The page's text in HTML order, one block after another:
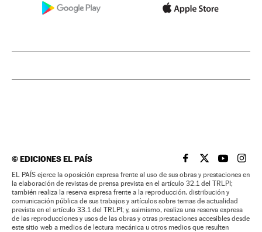
©EDICIONES EL PAÍS EL PAÍS BRASIL EN
EL PAÍSEL PAÍS
EL
EL PAÍS ejerce la oposición expresa frente al uso de sus obras y prestaciones en
la elaboración de revistas de prensa prevista en el artículo 32.1 del TRLPI;
también realiza la reserva expresa frente a la reproducción, distribución y
comunicación pública de sus trabajos y artículos sobre temas de actualidad
prevista en el artículo 33.1 del TRLPI; y, asimismo, realiza una reserva expresa
de las reproducciones y usos de las obras y otras prestaciones accesibles desde
este sitio web a medios de lectura mecánica u otros medios que resulten